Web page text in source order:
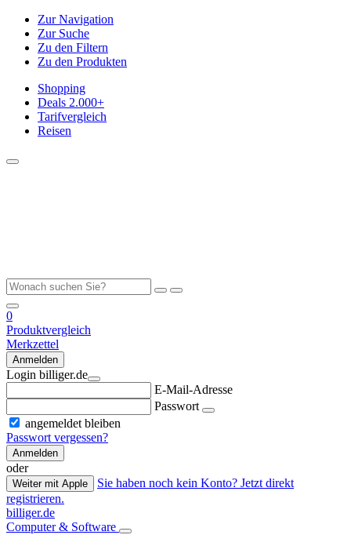
Zur Navigation
Zur Suche
Zu den Filtern
Zu den Produkten
Shopping
Deals 2.000+
Tarifvergleich
Reisen
0
Produktvergleich
Merkzettel
Anmelden
Login billiger.de
E-Mail-Adresse
Passwort
angemeldet bleiben
Passwort vergessen?
Anmelden
oder
Weiter mit Apple
Sie haben noch kein Konto? Jetzt direkt
registrieren.
billiger.de
Computer & Software